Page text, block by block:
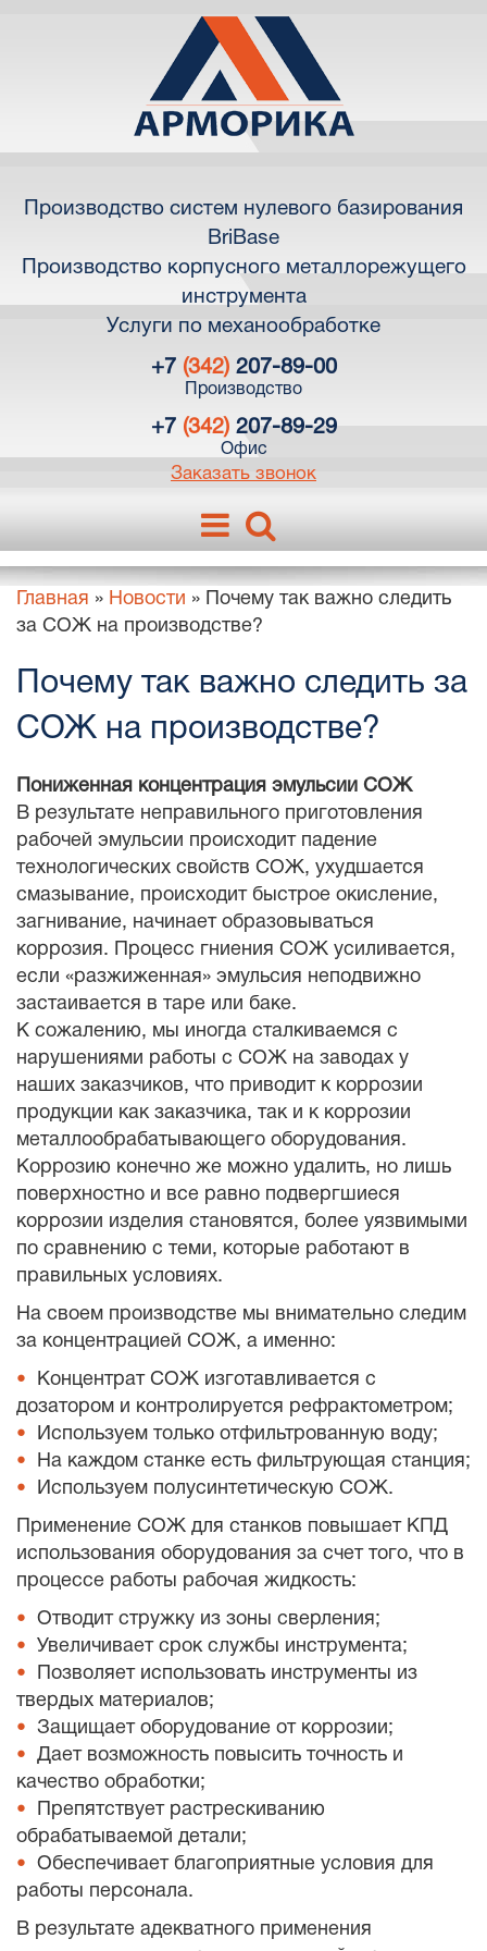
Производство систем нулевого базирования
BriBase
Производство корпусного металлорежущего
инструмента
Услуги по механообработке
+7 (342)207-89-00
Производство
+7 (342)207-89-29
Офис
Заказать звонок
Главная » Новости »
Почему так важно следить
за СОЖ на производстве?
Почему так важно следить за
СОЖ на производстве?
Пониженная концентрация эмульсии СОЖ
В результате неправильного приготовления
рабочей эмульсии происходит падение
технологических свойств СОЖ, ухудшается
смазывание, происходит быстрое окисление,
загнивание, начинает образовываться
коррозия. Процесс гниения СОЖ усиливается,
если «разжиженная» эмульсия неподвижно
застаивается в таре или баке.
К сожалению, мы иногда сталкиваемся с
нарушениями работы с СОЖ на заводах у
наших заказчиков, что приводит к коррозии
продукции как заказчика, так и к коррозии
металлообрабатывающего оборудования.
Коррозию конечно же можно удалить, но лишь
поверхностно и все равно подвергшиеся
коррозии изделия становятся, более уязвимыми
по сравнению с теми, которые работают в
правильных условиях.
На своем производстве мы внимательно следим
за концентрацией СОЖ, а именно:
Концентрат СОЖ изготавливается с
дозатором и контролируется рефрактометром;
Используем только отфильтрованную воду;
На каждом станке есть фильтрующая станция;
Используем полусинтетическую СОЖ.
Применение СОЖ для станков повышает КПД
использования оборудования за счет того, что в
процессе работы рабочая жидкость:
Отводит стружку из зоны сверления;
Увеличивает срок службы инструмента;
Позволяет использовать инструменты из
твердых материалов;
Защищает оборудование от коррозии;
Дает возможность повысить точность и
качество обработки;
Препятствует растрескиванию
обрабатываемой детали;
Обеспечивает благоприятные условия для
работы персонала.
В результате адекватного применения